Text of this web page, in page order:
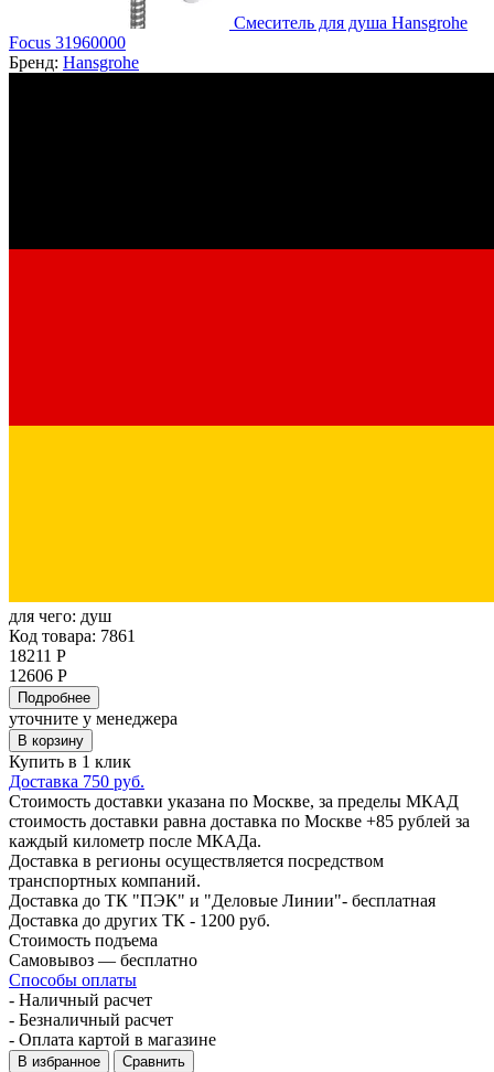
Смеситель для душа Hansgrohe
Focus 31960000
Бренд: Hansgrohe
для чего: душ
Код товара: 7861
18211 Р
12606 Р
Подробнее
уточните у менеджера
В корзину
Купить в 1 клик
Доставка 750 руб.
Стоимость доставки указана по Москве, за пределы МКАД
стоимость доставки равна доставка по Москве +85 рублей за
каждый километр после МКАДа.
Доставка в регионы осуществляется посредством
транспортных компаний.
Доставка до ТК "ПЭК" и "Деловые Линии"- бесплатная
Доставка до других ТК - 1200 руб.
Стоимость подъема
Самовывоз — бесплатно
Способы оплаты
- Наличный расчет
- Безналичный расчет
- Оплата картой в магазине
В избранное Сравнить